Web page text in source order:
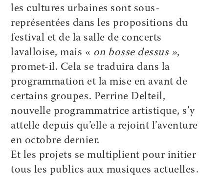
les cultures urbaines sont sous-
représentées dans les propositions du
festival et de la salle de concerts
lavalloise, mais « on bosse dessus »,
promet-il. Cela se traduira dans la
programmation et la mise en avant de
certains groupes. Perrine Delteil,
nouvelle programmatrice artistique, s’y
attelle depuis qu’elle a rejoint l’aventure
en octobre dernier.
Et les projets se multiplient pour initier
tous les publics aux musiques actuelles.